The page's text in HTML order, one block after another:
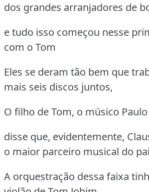
dos grandes arranjadores de
e tudo isso começou nesse
com o Tom
Eles se deram tão bem que
mais seis discos juntos,
O filho de Tom, o músico Paulo
disse que, evidentemente,
o maior parceiro musical do pai
A orquestração dessa faixa